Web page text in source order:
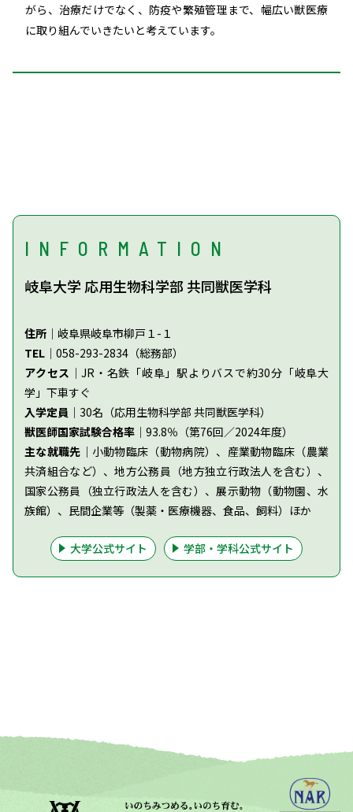
がら、治療だけでなく、防疫や繁殖管理まで、幅広い獣医療
に取り組んでいきたいと考えています。
INFORMATION
岐阜大学 応用生物科学部 共同獣医学科
住所 │岐阜県岐阜市柳戸１-１
TEL │058-293-2834（総務部）
アクセス │JR・名鉄「岐阜」駅よりバスで約30分「岐阜大
学」下車すぐ
入学定員 │30名（応用生物科学部 共同獣医学科）
獣医師国家試験合格率 │93.8％（第76回／2024年度）
主な就職先 │小動物臨床（動物病院）、産業動物臨床（農業
共済組合など）、地方公務員（地方独立行政法人を含む）、
国家公務員（独立行政法人を含む）、展示動物（動物園、水
族館）、民間企業等（製薬・医療機器、食品、飼料）ほか
大学公式サイト 学部・学科公式サイト